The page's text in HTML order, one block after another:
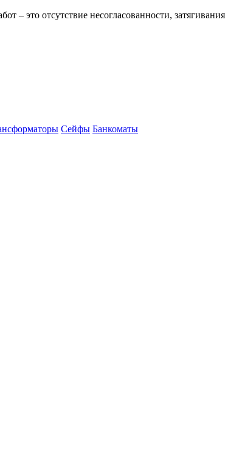
– это отсутствие несогласованности, затягивания
Сейфы Банкоматы